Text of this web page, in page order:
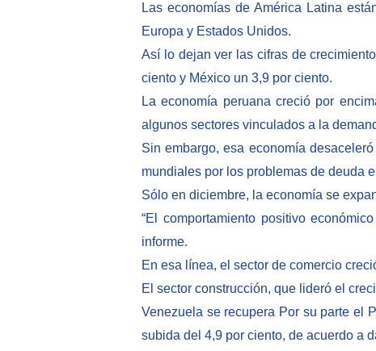
Las economías de América Latina
Europa y Estados Unidos.
Así lo dejan ver las cifras de
ciento y México un 3,9 por ciento.
La economía peruana creció por
algunos sectores vinculados a la
Sin embargo, esa economía
mundiales por los problemas de deuda
Sólo en diciembre, la economía se
“El comportamiento positivo
informe.
En esa línea, el sector de comercio
El sector construcción, que lideró el
Venezuela se recupera Por su parte el
subida del 4,9 por ciento, de acuerdo a